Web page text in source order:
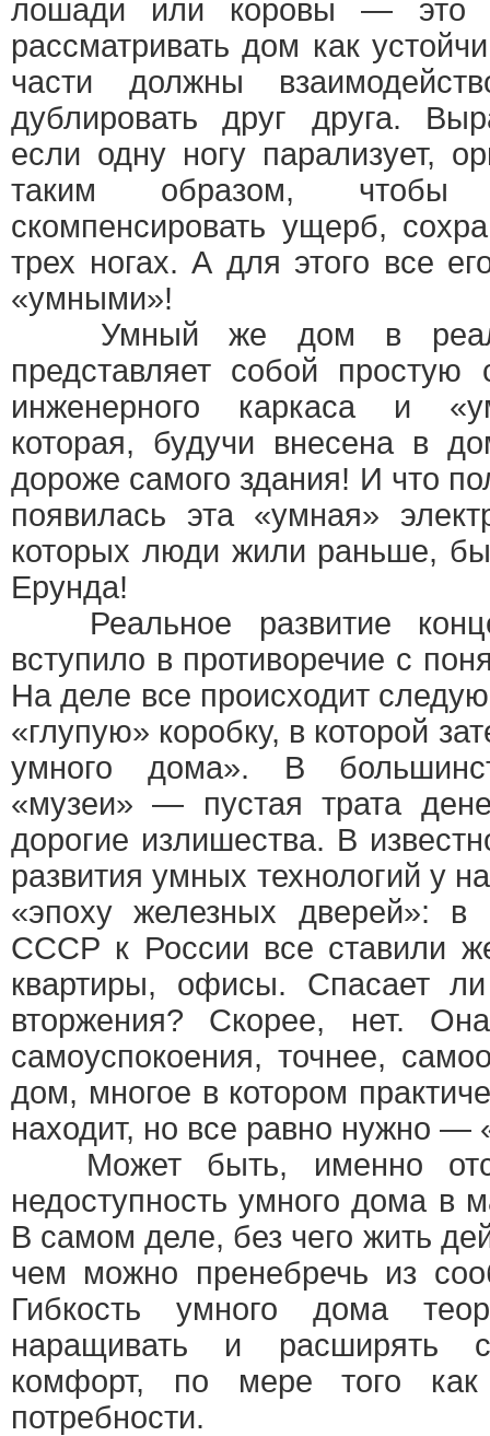
лошади или коровы — это
рассматривать дом как
части должны
дублировать друг друга.
если одну ногу парализует,
таким образом, чтобы
скомпенсировать ущерб,
трех ногах. А для этого все
«умными»!
Умный же дом в
представляет собой простую
инженерного каркаса и
которая, будучи внесена в
дороже самого здания! И что
появилась эта «умная»
которых люди жили раньше,
Ерунда!
Реальное развитие
вступило в противоречие с
На деле все происходит
«глупую» коробку, в которой
умного дома». В
«музеи» — пустая трата
дорогие излишества. В
развития умных технологий у
«эпоху железных дверей»: в
СССР к России все ставили
квартиры, офисы. Спасает
вторжения? Скорее, нет.
самоуспокоения, точнее,
дом, многое в котором
находит, но все равно нужно —
Может быть, именно
недоступность умного дома в
В самом деле, без чего жить
чем можно пренебречь из
Гибкость умного дома
наращивать и расширять
комфорт, по мере того как
потребности.